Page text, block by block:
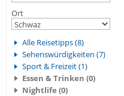
Ort
Alle Reisetipps (8)
Sehenswürdigkeiten (7)
Sport & Freizeit (1)
Essen & Trinken (0)
Nightlife (0)